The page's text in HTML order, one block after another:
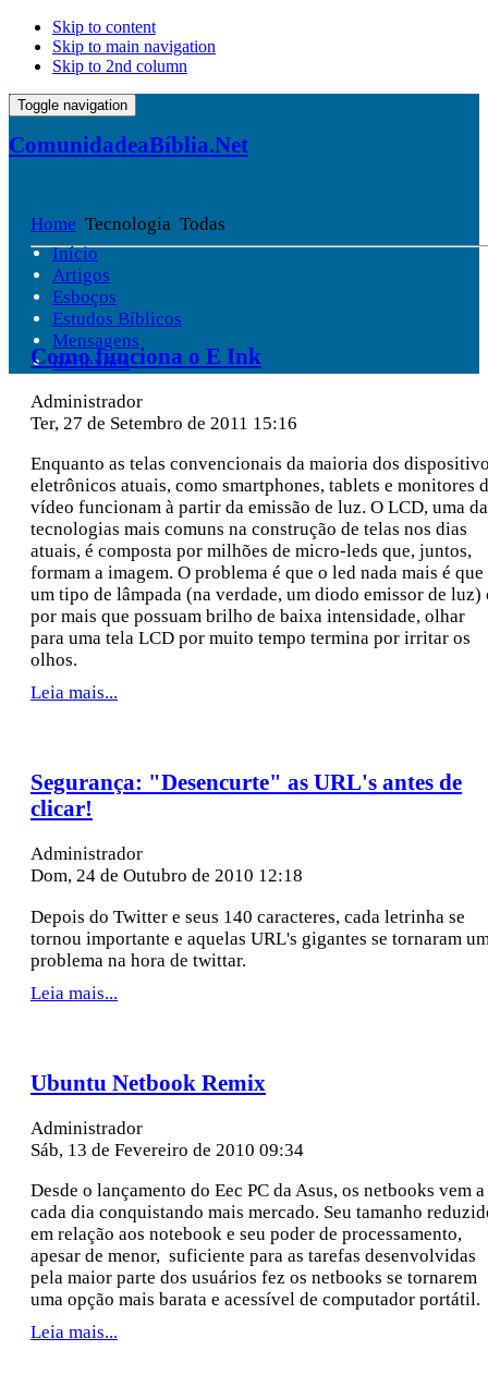
Skip to content
Skip to main navigation
Skip to 2nd column
Toggle navigation
ComunidadeaBíblia.Net
Início
Artigos
Esboços
Estudos Bíblicos
Mensagens
Reflexões
Home Tecnologia Todas
Como funciona o E Ink
Administrador
Ter, 27 de Setembro de 2011 15:16
Enquanto as telas convencionais da maioria dos
eletrônicos atuais, como smartphones, tablets e monitores
vídeo funcionam à partir da emissão de luz. O LCD, uma
tecnologias mais comuns na construção de telas nos dias
atuais, é composta por milhões de micro-leds que, juntos,
formam a imagem. O problema é que o led nada mais é que
um tipo de lâmpada (na verdade, um diodo emissor de luz)
por mais que possuam brilho de baixa intensidade, olhar
para uma tela LCD por muito tempo termina por irritar os
olhos.
Leia mais...
Segurança: "Desencurte" as URL's antes de
clicar!
Administrador
Dom, 24 de Outubro de 2010 12:18
Depois do Twitter e seus 140 caracteres, cada letrinha se
tornou importante e aquelas URL's gigantes se tornaram
problema na hora de twittar.
Leia mais...
Ubuntu Netbook Remix
Administrador
Sáb, 13 de Fevereiro de 2010 09:34
Desde o lançamento do Eec PC da Asus, os netbooks vem a
cada dia conquistando mais mercado. Seu tamanho
em relação aos notebook e seu poder de processamento,
apesar de menor, suficiente para as tarefas desenvolvidas
pela maior parte dos usuários fez os netbooks se tornarem
uma opção mais barata e acessível de computador portátil.
Leia mais...